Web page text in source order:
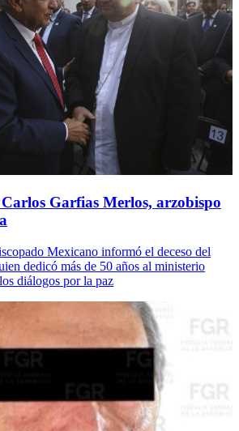
Garfias Merlos, arzobispo
Mexicano informó el deceso del
dedicó más de 50 años al ministerio
diálogos por la paz